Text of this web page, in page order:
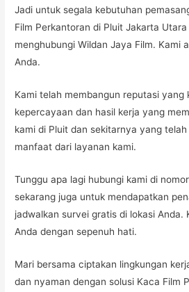
Jadi untuk segala kebutuhan
Film Perkantoran di Pluit Jakarta
menghubungi Wildan Jaya Film. Kami
Anda.
Kami telah membangun reputasi yang
kepercayaan dan hasil kerja yang
kami di Pluit dan sekitarnya yang
manfaat dari layanan kami.
Tunggu apa lagi hubungi kami di
sekarang juga untuk mendapatkan
jadwalkan survei gratis di lokasi Anda.
Anda dengan sepenuh hati.
Mari bersama ciptakan lingkungan
dan nyaman dengan solusi Kaca Film